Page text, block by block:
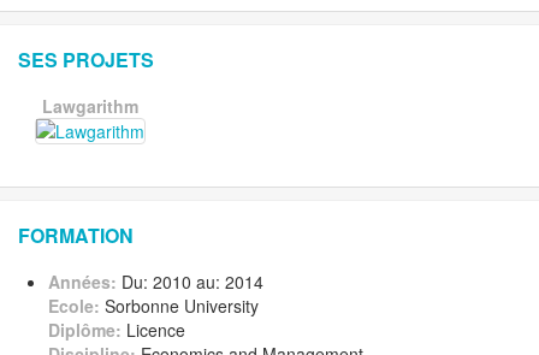
SES PROJETS
Lawgarithm
FORMATION
Années: Du: 2010 au: 2014
Ecole: Sorbonne University
Diplôme: Licence